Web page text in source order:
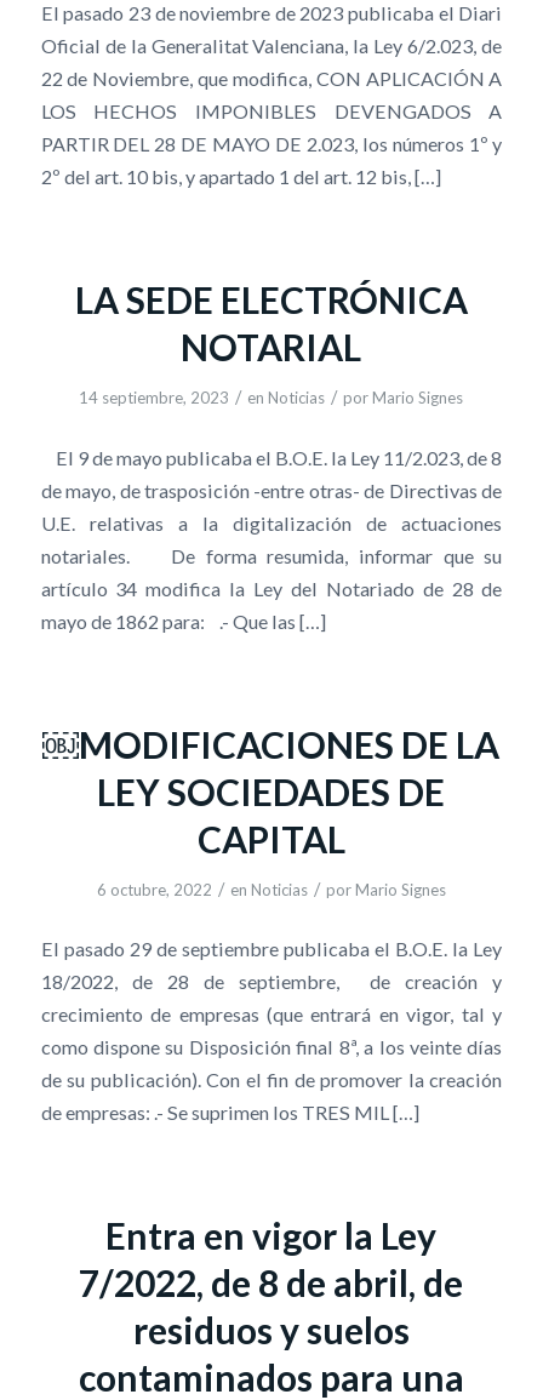
El pasado 23 de noviembre de 2023 publicaba el Diari
Oficial de la Generalitat Valenciana, la Ley 6/2.023, de
22 de Noviembre, que modifica, CON APLICACIÓN A
LOS HECHOS IMPONIBLES DEVENGADOS A
PARTIR DEL 28 DE MAYO DE 2.023, los números 1º y
2º del art. 10 bis, y apartado 1 del art. 12 bis, […]
LA SEDE ELECTRÓNICA
NOTARIAL
14 septiembre, 2023 / en Noticias / por Mario Signes
El 9 de mayo publicaba el B.O.E. la Ley 11/2.023, de 8
de mayo, de trasposición -entre otras- de Directivas de
U.E. relativas a la digitalización de actuaciones
notariales. De forma resumida, informar que su
artículo 34 modifica la Ley del Notariado de 28 de
mayo de 1862 para: .- Que las […]
￼MODIFICACIONES DE LA
LEY SOCIEDADES DE
CAPITAL
6 octubre, 2022 / en Noticias / por Mario Signes
El pasado 29 de septiembre publicaba el B.O.E. la Ley
18/2022, de 28 de septiembre, de creación y
crecimiento de empresas (que entrará en vigor, tal y
como dispone su Disposición final 8ª, a los veinte días
de su publicación). Con el fin de promover la creación
de empresas: .- Se suprimen los TRES MIL […]
Entra en vigor la Ley
7/2022, de 8 de abril, de
residuos y suelos
contaminados para una